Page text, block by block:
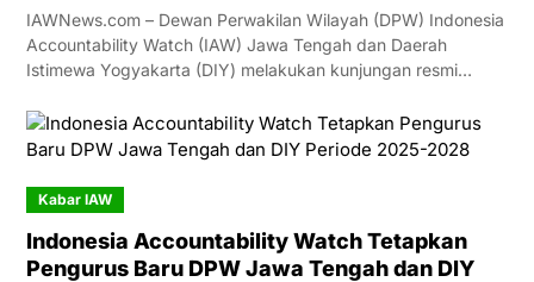
IAWNews.com – Dewan Perwakilan Wilayah (DPW) Indonesia
Accountability Watch (IAW) Jawa Tengah dan Daerah
Istimewa Yogyakarta (DIY) melakukan kunjungan resmi…
Kabar IAW
Indonesia Accountability Watch Tetapkan
Pengurus Baru DPW Jawa Tengah dan DIY